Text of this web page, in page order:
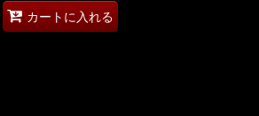
カートに入れる